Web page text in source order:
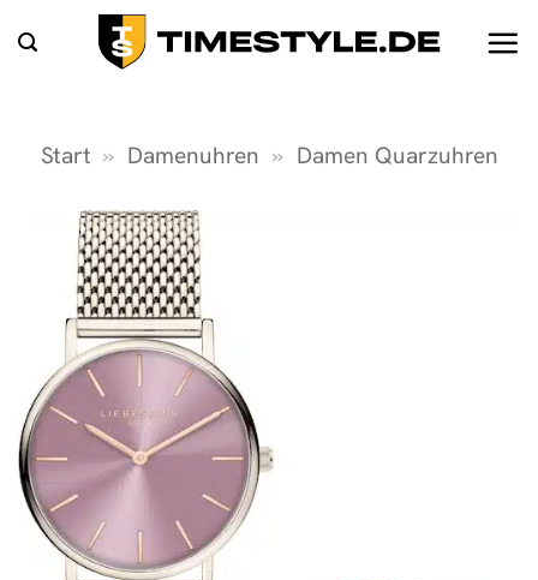
Inhalt
Start » Damenuhren » Damen Quarzuhren